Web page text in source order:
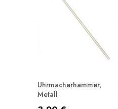
Uhrmacherhammer,
Metall